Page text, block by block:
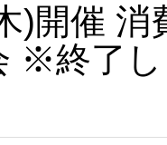
)開催 消
※終了し